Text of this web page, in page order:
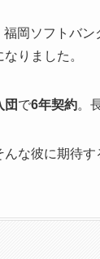
岡ソフトバン
りました。
団 で6年契約。
な彼に期待す